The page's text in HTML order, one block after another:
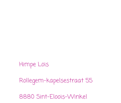
Himpe Lois
Rollegem-kapelsestraat 55
8880 Sint-Eloois-Winkel